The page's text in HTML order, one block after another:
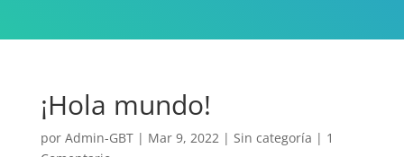
¡Hola mundo!
por Admin-GBT| Mar 9, 2022| Sin categoría | 1